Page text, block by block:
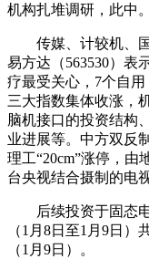
机构扎堆调研，此中。
传媒、计较机、国
易方达（563530）表
疗最受关心，7个自
三大指数集体收涨，
脑机接口的投资结构
业进展等。中方双反
理工“20cm”涨停，由
台央视结合摄制的电
后续投资于固态电
（1月8日至1月9日
（1月9日）。